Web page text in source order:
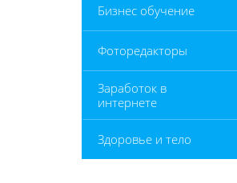
Бизнес обучение
Фоторедакторы
Заработок в
интернете
Здоровье и тело